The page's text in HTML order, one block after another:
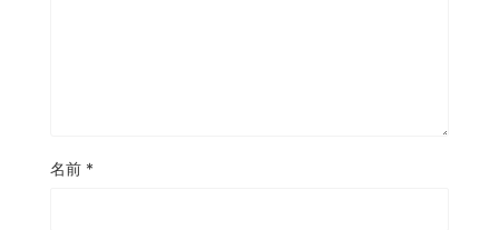
名前 *